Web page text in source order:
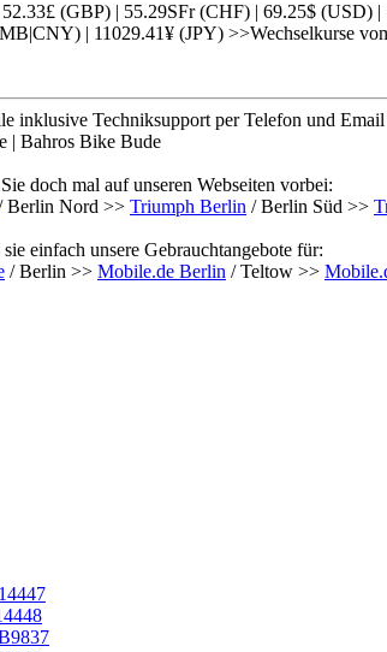
(GBP) | 55.29SFr (CHF) | 69.25$
| 11029.41¥ (JPY) >>Wechselkurse
inklusive Techniksupport per Telefon und Email
| Bahros Bike Bude
doch mal auf unseren Webseiten vorbei:
Berlin Nord >> Triumph Berlin / Berlin Süd >>
einfach unsere Gebrauchtangebote für:
/ Berlin >> Mobile.de Berlin / Teltow >>